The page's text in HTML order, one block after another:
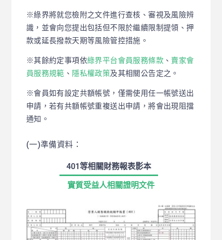
※綠界將就您檢附之文件進行查核、審視及風險辨
識，並會向您提出包括但不限於繼續限制提領、押
款或延長撥款天期等風險管控措施。
※其餘約定事項依綠界平台會員服務條款 、 賣家會
員服務規範 、 隱私權政策及其相關公告定之。
※會員如有設定共額帳號，僅需使用任一帳號送出
申請，若有共額帳號重複送出申請，將會出現阻擋
通知。
(一)準備資料：
401等相關財務報表影本
實質受益人相關證明文件